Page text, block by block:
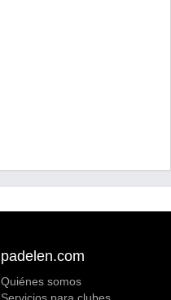
padelen.com
Quiénes somos